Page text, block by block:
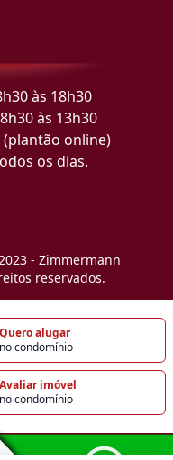
Quero alugar
no condomínio
Avaliar imóvel
no condomínio
às 18h30
às 13h30
online)
os dias.
- Zimmermann
reservados.